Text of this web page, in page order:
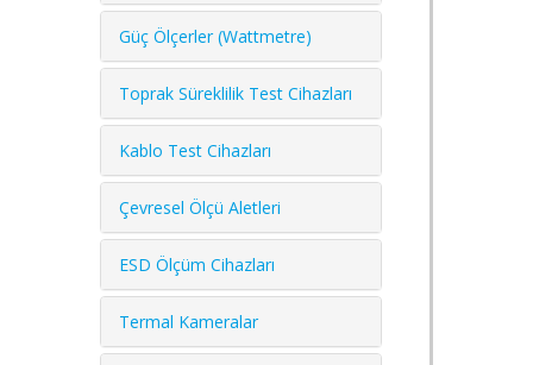
Güç Ölçerler (Wattmetre)
Toprak Süreklilik Test Cihazları
Kablo Test Cihazları
Çevresel Ölçü Aletleri
ESD Ölçüm Cihazları
Termal Kameralar